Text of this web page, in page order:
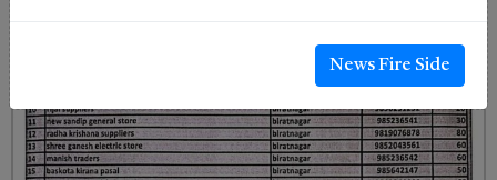
News Fire Side